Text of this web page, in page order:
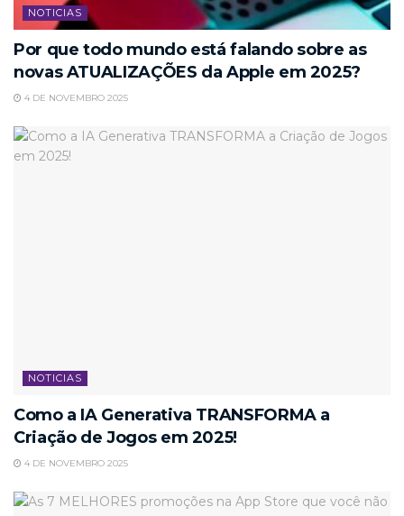
NOTICIAS
Por que todo mundo está falando sobre as
novas ATUALIZAÇÕES da Apple em 2025?
4 DE NOVEMBRO 2025
NOTICIAS
Como a IA Generativa TRANSFORMA a
Criação de Jogos em 2025!
4 DE NOVEMBRO 2025